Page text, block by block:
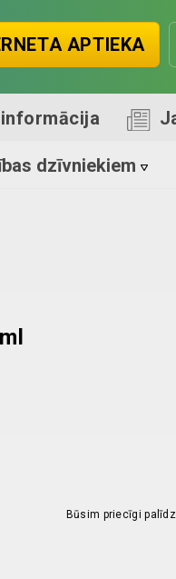
APTIEKA
dzīvniekiem
Būsim priecīgi